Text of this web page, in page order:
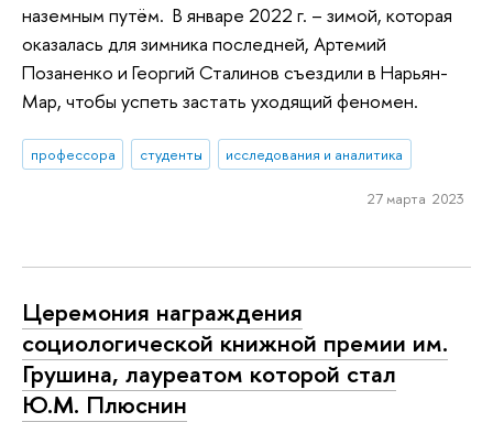
наземным путём. В январе 2022 г. – зимой, которая
оказалась для зимника последней, Артемий
Позаненко и Георгий Сталинов съездили в Нарьян-
Мар, чтобы успеть застать уходящий феномен.
профессора студенты исследования и аналитика
27 марта 2023
Церемония награждения
социологической книжной премии им.
Грушина, лауреатом которой стал
Ю.М. Плюснин